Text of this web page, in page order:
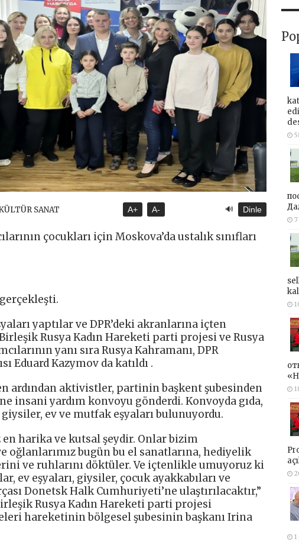
SANAT A+ A- 🔊 Dinle
çocukları için Moskova’da ustalık sınıfları
yaptılar ve DPR’deki akranlarına içten
Rusya Kadın Hareketi parti projesi ve Rusya
yanı sıra Rusya Kahramanı, DPR
Eduard Kazymov da katıldı .
ardından aktivistler, partinin başkent şubesinden
insani yardım konvoyu gönderdi. Konvoyda gıda,
ev ve mutfak eşyaları bulunuyordu.
harika ve kutsal şeydir. Onlar bizim
oğlanlarımız bugün bu el sanatlarına, hediyelik
ve ruhlarını döktüler. Ve içtenlikle umuyoruz ki
ev eşyaları, giysiler, çocuk ayakkabıları ve
Donetsk Halk Cumhuriyeti’ne ulaştırılacaktır,”
Rusya Kadın Hareketi parti projesi
hareketinin bölgesel şubesinin başkanı Irina
7
1